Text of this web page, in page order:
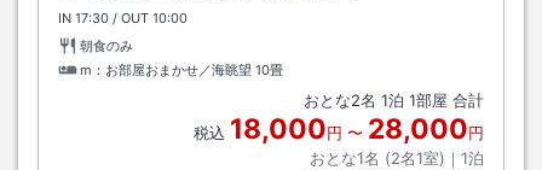
IN チェックイン
17:30 / OUT チェックアウト
10:00
朝食のみ
m：お部屋おまかせ／海眺望 10畳
おとな2名 1泊 1部屋 合計
税込 18,000円 〜 28,000円
おとな1名 (2名1室)｜ 1泊